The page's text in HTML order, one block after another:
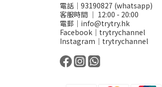
電話｜93190827 (whatsapp)
客服時間 ｜ 12:00 - 20:00
電郵｜info@trytry.hk
Facebook｜trytrychannel
Instagram｜trytrychannel